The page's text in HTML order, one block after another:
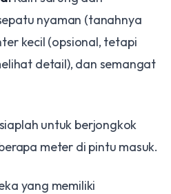
nyaman (tanahnya
kecil (opsional, tetapi
detail), dan semangat
untuk berjongkok
meter di pintu masuk.
yang memiliki